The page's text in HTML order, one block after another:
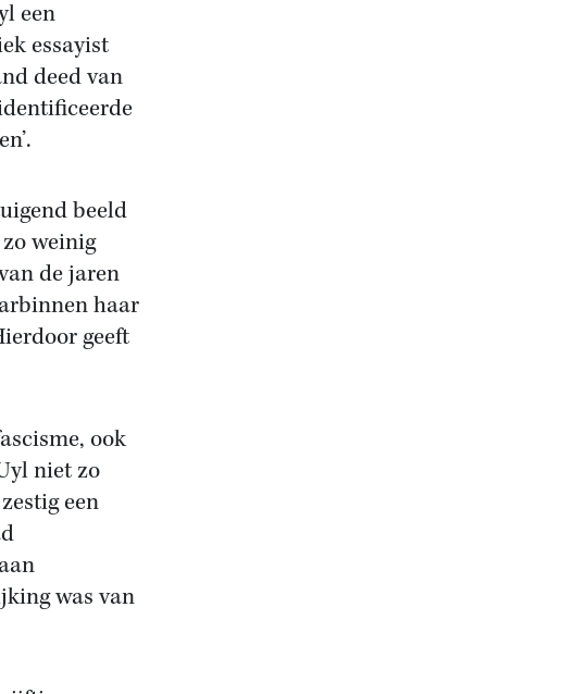
een
essayist
deed van
beeld
weinig
de jaren
haar
geeft
ook
niet zo
een
was van